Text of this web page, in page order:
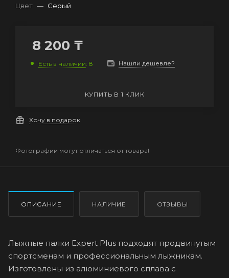
Цвет — Серый
8 200 ₸
Есть в наличии: 8 Нашли дешевле?
КУПИТЬ В 1 КЛИК
Хочу в подарок
Фотографии могут отличаться от товара!
ОПИСАНИЕ НАЛИЧИЕ ОТЗЫВЫ
Лыжные палки Expert Plus подходят продвинутым
спортсменам и профессиональным лыжникам.
Изготовлены из алюминиевого сплава с